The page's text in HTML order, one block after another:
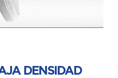
DENSIDAD